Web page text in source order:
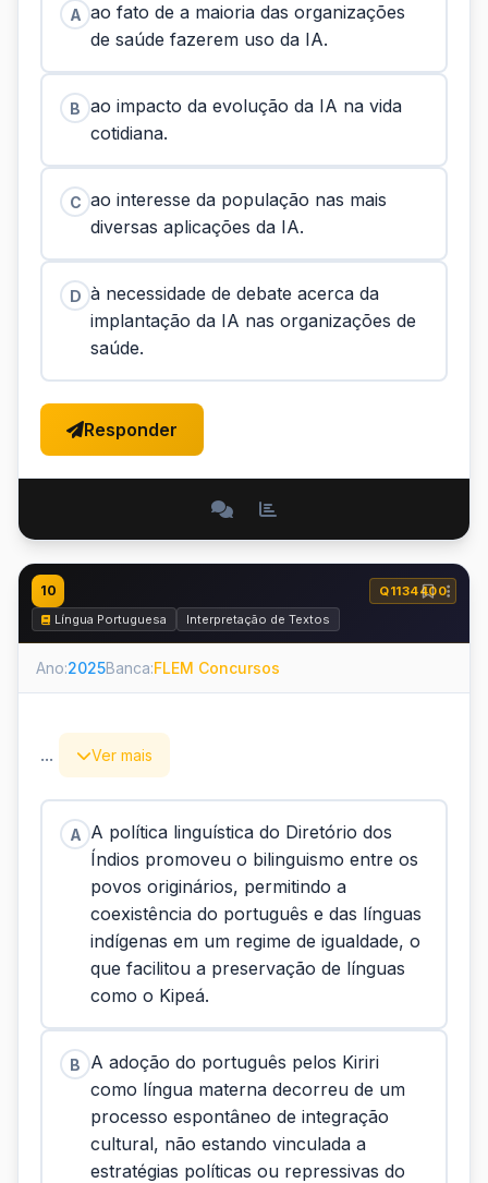
A ao fato de a maioria das organizações
de saúde fazerem uso da IA.
B ao impacto da evolução da IA na vida
cotidiana.
C ao interesse da população nas mais
diversas aplicações da IA.
D à necessidade de debate acerca da
implantação da IA nas organizações de
saúde.
Responder
10
Q1134400
Língua Portuguesa
Interpretação de Textos
Ano:2025Banca:FLEM Concursos
... Ver mais
A A política linguística do Diretório dos
Índios promoveu o bilinguismo entre os
povos originários, permitindo a
coexistência do português e das línguas
indígenas em um regime de igualdade, o
que facilitou a preservação de línguas
como o Kipeá.
B
A adoção do português pelos Kiriri
como língua materna decorreu de um
processo espontâneo de integração
cultural, não estando vinculada a
estratégias políticas ou repressivas do